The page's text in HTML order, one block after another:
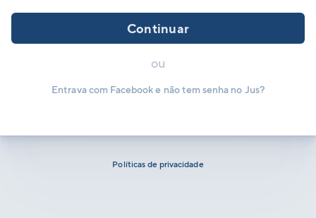
Continuar
ou
Entrava com Facebook e não tem senha no Jus?
Políticas de privacidade